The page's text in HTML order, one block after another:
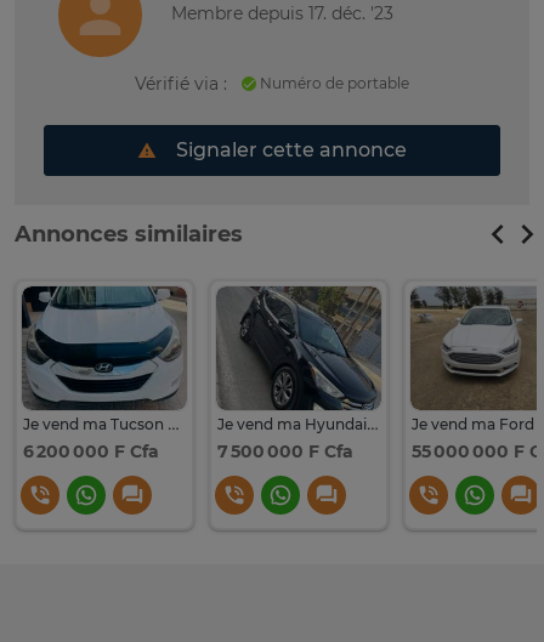
Membre depuis 17. déc. '23
Vérifié via : Numéro de portable
Signaler cette annonce
Annonces similaires
Je vend ma Tucson 2015 automatique essence
6 200 000 F Cfa
Je vend ma Hyundai santafe 2016 automatique essence
7 500 000 F Cfa 55 000 000 F